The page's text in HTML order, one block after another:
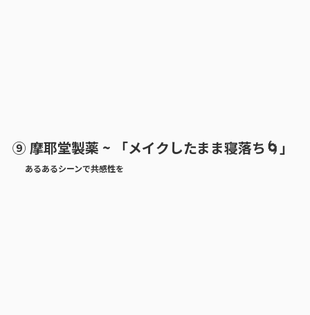
⑨ 摩耶堂製薬 ~ 「メイクしたまま寝落ち🌀」
あるあるシーンで共感性を